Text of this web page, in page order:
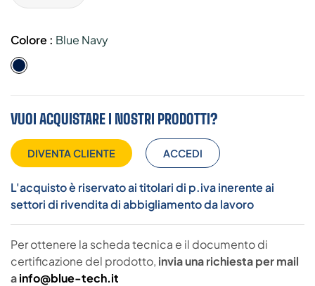
Colore : Blue Navy
Blue
VUOI ACQUISTARE I NOSTRI PRODOTTI?
DIVENTA CLIENTE ACCEDI
L'acquisto è riservato ai titolari di p.iva inerente ai
settori di rivendita di abbigliamento da lavoro
Per ottenere la scheda tecnica e il documento di
certificazione del prodotto, invia una richiesta per mail
ainfo@blue-tech.it